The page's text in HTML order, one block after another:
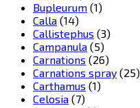
Bupleurum (1)
Calla (14)
Callistephus (3)
Campanula (5)
Carnations (26)
Carnations spray (25)
Carthamus (1)
Celosia (7)